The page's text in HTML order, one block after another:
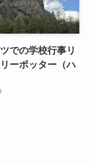
での学校行事リ
ーポッター（ハ